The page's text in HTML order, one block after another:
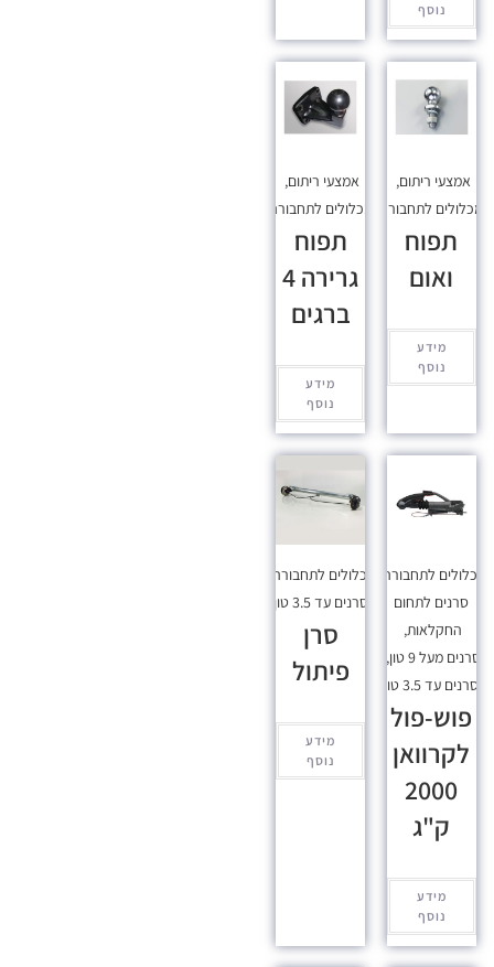
נוסף
אמצעי ריתום,
מכלולים לתחבורה
תפוח
ואום
מידע
נוסף
אמצעי ריתום,
מכלולים לתחבורה
תפוח
גרירה 4
ברגים
מידע
נוסף
לתחבורה,
סרנים לתחום
החקלאות,
סרנים מעל 9 טון
,
סרנים עד 3.5 טון
פוש-פול
לקרוואן
2000
ק"ג
מידע
נוסף
מכלולים לתחבורה,
סרנים עד 3.5 טון
סרן
פיתול
מידע
נוסף